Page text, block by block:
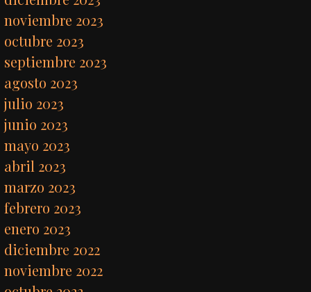
noviembre 2023
octubre 2023
septiembre 2023
agosto 2023
julio 2023
junio 2023
mayo 2023
abril 2023
marzo 2023
febrero 2023
enero 2023
diciembre 2022
noviembre 2022